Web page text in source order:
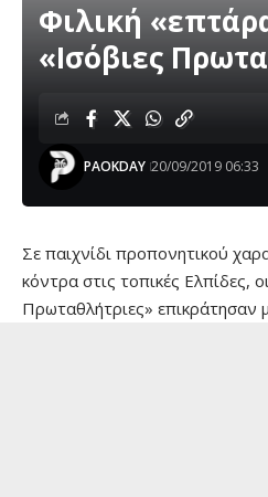
Φιλική
«Ισόβιες
PAOKDAY 20/09/2019 06:33
Σε παιχνίδι προπονητικού
κόντρα στις τοπικές Ελπίδες,
Πρωταθλήτριες» επικράτησαν